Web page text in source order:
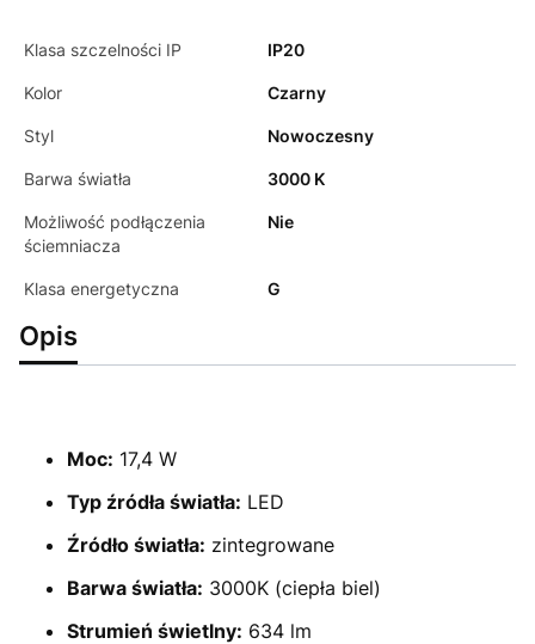
Klasa szczelności IP IP20
Kolor Czarny
Styl Nowoczesny
Barwa światła 3000 K
Możliwość podłączenia
ściemniacza
Nie
Klasa energetyczna G
Opis
Moc: 17,4 W
Typ źródła światła: LED
Źródło światła: zintegrowane
Barwa światła: 3000K (ciepła biel)
Strumień świetlny: 634 lm